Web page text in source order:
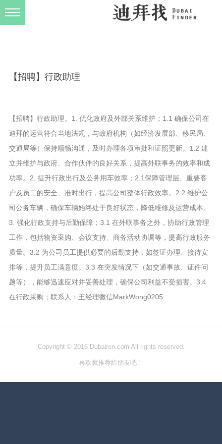
【招聘】行政助理
【招聘】行政助理。1. 优化政府及外部关系维护；1.1 确保公司在
迪拜的运营符合当地法规，与政府机构（如经济发展部、移民局、
交通局等）保持顺畅沟通，及时办理各项审批和证照更新。1.2 建
立并维护与政府、合作伙伴的良好关系，提高外联事务的效率和成
功率。2. 提升行政出行及公务用车效率；2.1保障管理层、重要客
户及员工的安全、准时出行，提高公司整体行政效率。2.2 维护公
司公务车辆，确保车辆始终处于良好状态，降低维修及运营成本。
3. 强化行政支持与后勤保障；3.1 在外联事务之外，协助行政管理
工作，包括物资采购、会议支持、商务活动协调等，提高行政服务
质量。3.2 为公司员工提供必要的后勤支持，如签证办理、接待安
排等，提升员工满意度。3.3 在突发情况下（如交通事故、证件问
题等），能够迅速应对并妥善处理，确保公司利益不受损害。3.4
在行政采购；联系人：王经理微信MarkWong0205
Copyright © 2016 Dubairen.com All rights reserved.
喜欢就推荐给朋友吧！